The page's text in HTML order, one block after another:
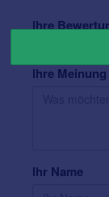
Ihre
Ihre Meinung
Ihr Name